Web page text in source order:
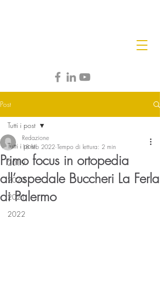
Post
Tutti i post
2019
2020
2021
2022
Tutti i post
Primo focus in ortopedia
all’ospedale Buccheri La Ferla
di Palermo
Redazione
18 feb 2022 Tempo di lettura: 2 min